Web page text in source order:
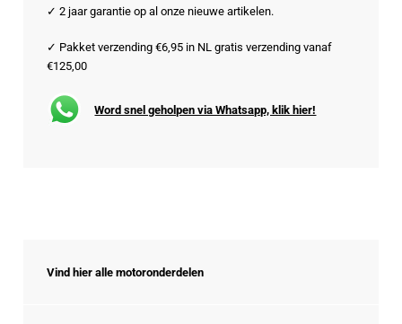
✓ 2 jaar garantie op al onze nieuwe artikelen.
✓ Pakket verzending €6,95 in NL gratis verzending vanaf
€125,00
Word snel geholpen via Whatsapp, klik hier!
Vind hier alle motoronderdelen